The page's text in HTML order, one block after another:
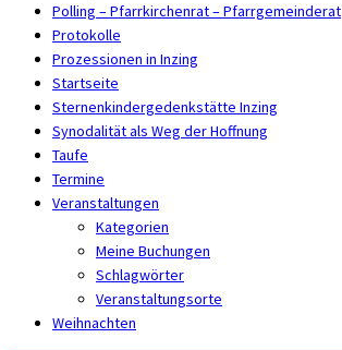
Polling – Pfarrkirchenrat – Pfarrgemeinderat
Protokolle
Prozessionen in Inzing
Startseite
Sternenkindergedenkstätte Inzing
Synodalität als Weg der Hoffnung
Taufe
Termine
Veranstaltungen
Kategorien
Meine Buchungen
Schlagwörter
Veranstaltungsorte
Weihnachten